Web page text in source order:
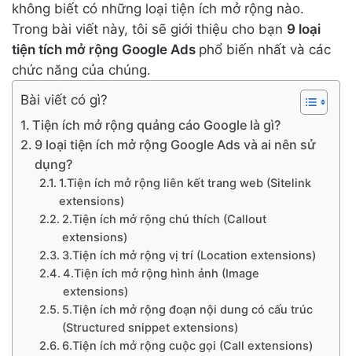
không biết có những loại tiện ích mở rộng nào.
Trong bài viết này, tôi sẽ giới thiệu cho bạn 9 loại
tiện tích mở rộng Google Ads phổ biến nhất và các
chức năng của chúng.
Bài viết có gì?
Tiện ích mở rộng quảng cáo Google là gì?
9 loại tiện ích mở rộng Google Ads và ai nên sử
dụng?
1.Tiện ích mở rộng liên kết trang web (Sitelink
extensions)
2.Tiện ích mở rộng chú thích (Callout
extensions)
3.Tiện ích mở rộng vị trí (Location extensions)
4.Tiện ích mở rộng hình ảnh (Image
extensions)
5.Tiện ích mở rộng đoạn nội dung có cấu trúc
(Structured snippet extensions)
6.Tiện ích mở rộng cuộc gọi (Call extensions)